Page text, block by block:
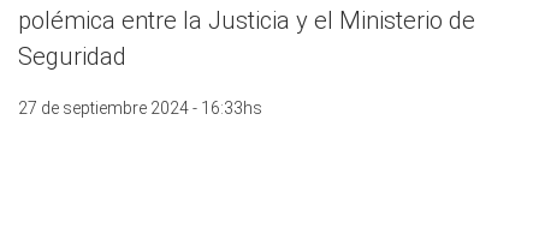
polémica entre la Justicia y el Ministerio de
Seguridad
27 de septiembre 2024 - 16:33hs